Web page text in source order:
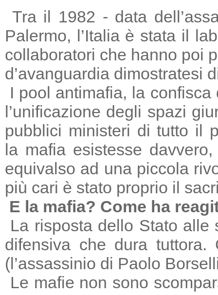
Tra il 1982 - data
Palermo, l’Italia è stata il
collaboratori che hanno poi
d’avanguardia dimostratesi
I pool antimafia, la
l’unificazione degli spazi
pubblici ministeri di tutto il
la mafia esistesse
equivalso ad una piccola
più cari è stato proprio il
E la mafia? Come ha
La risposta dello Stato alle
difensiva che dura
(l’assassinio di Paolo
Le mafie non sono